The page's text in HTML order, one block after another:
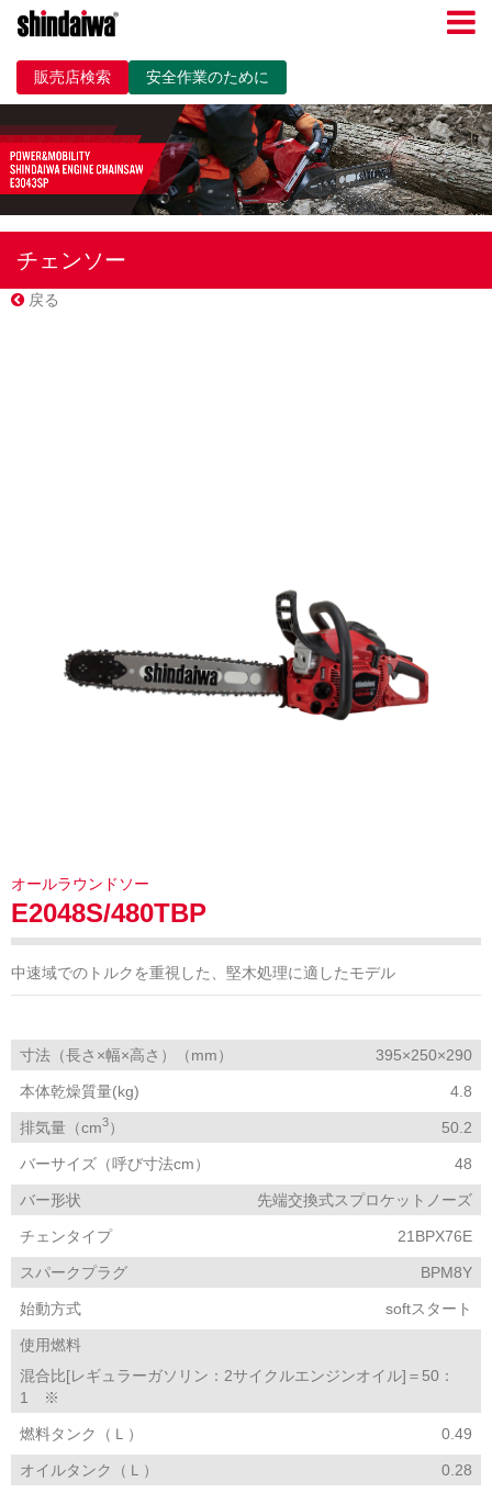
販売店検索 安全作業のために
チェンソー
戻る
オールラウンドソー
E2048S/480TBP
中速域でのトルクを重視した、堅木処理に適したモデル
寸法（長さ×幅×高さ）（mm） 395×250×290
本体乾燥質量(kg) 4.8
排気量（cm3） 50.2
バーサイズ（呼び寸法cm） 48
バー形状 先端交換式スプロケットノーズ
チェンタイプ 21BPX76E
スパークプラグ BPM8Y
始動方式 softスタート
使用燃料
混合比[レギュラーガソリン：2サイクルエンジンオイル]＝50：
1 ※
燃料タンク（Ｌ） 0.49
オイルタンク（Ｌ） 0.28